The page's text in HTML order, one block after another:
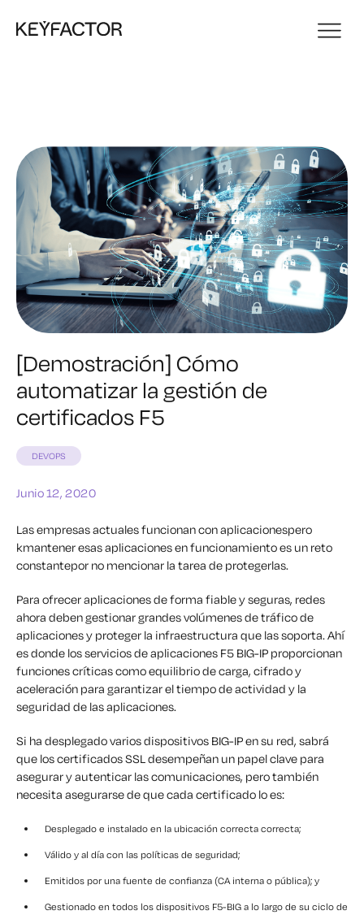
[Demostración] Cómo
automatizar la gestión de
certificados F5
DEVOPS
Junio 12, 2020
Las empresas actuales funcionan conaplicacionespero
kmantener esas aplicaciones en funcionamiento es un reto
constantepor no mencionar la tarea de protegerlas.
Para ofrecer aplicacionesde forma fiabley seguras, redes
ahora deben gestionar grandes volúmenes de tráficode
aplicaciones y proteger la infraestructura que las soporta. Ahí
es donde los servicios de aplicaciones F5 BIG-IP proporcionan
funciones críticas como equilibrio de carga, cifrado y
aceleración para garantizar el tiempo de actividad y la
seguridad de las aplicaciones.
Si ha desplegado varios dispositivos BIG-IP en su red, sabrá
que los certificados SSL desempeñan un papel clave para
asegurar y autenticar las comunicaciones, pero también
necesita asegurarse de que cada certificado lo es:
Desplegado e instalado en la ubicación correcta correcta;
Válido y al día con las políticas de seguridad;
Emitidos por una fuente de confianza (CA interna o pública); y
Gestionado en todos los dispositivos F5-BIG a lo largo de su ciclo de